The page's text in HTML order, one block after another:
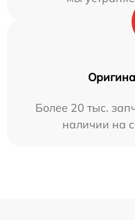
Более 20 тыс.
наличии на